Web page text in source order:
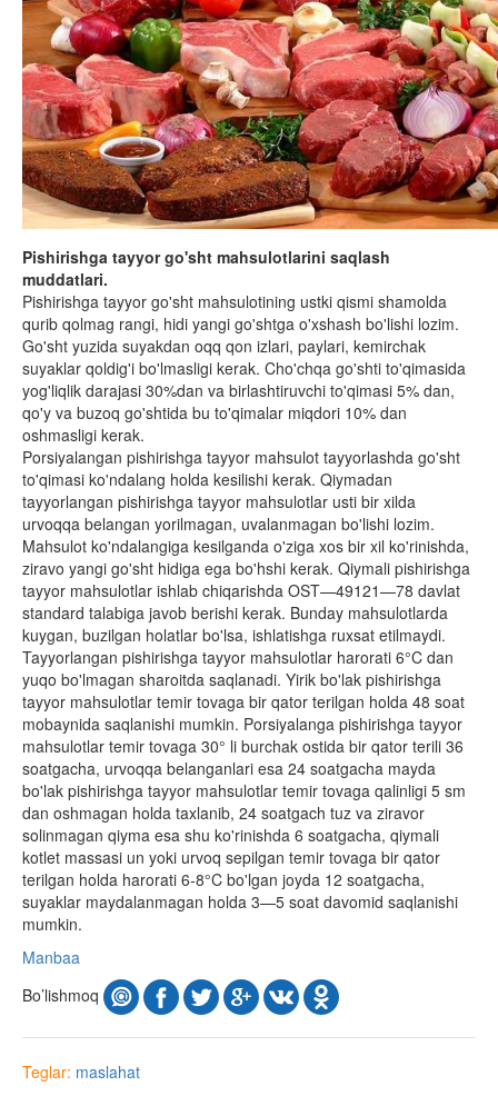
Pishirishga tayyor go'sht mahsulotlarini saqlash
muddatlari.
Pishirishga tayyor go'sht mahsulotining ustki qismi shamolda
qurib qolmag rangi, hidi yangi go'shtga o'xshash bo'lishi lozim.
Go'sht yuzida suyakdan oqq qon izlari, paylari, kemirchak
suyaklar qoldig'i bo'lmasligi kerak. Cho'chqa go'shti to'qimasida
yog'liqlik darajasi 30%dan va birlashtiruvchi to'qimasi 5% dan,
qo'y va buzoq go'shtida bu to'qimalar miqdori 10% dan
oshmasligi kerak.
Porsiyalangan pishirishga tayyor mahsulot tayyorlashda go'sht
to'qimasi ko'ndalang holda kesilishi kerak. Qiymadan
tayyorlangan pishirishga tayyor mahsulotlar usti bir xilda
urvoqqa belangan yorilmagan, uvalanmagan bo'lishi lozim.
Mahsulot ko'ndalangiga kesilganda o'ziga xos bir xil ko'rinishda,
ziravo yangi go'sht hidiga ega bo'hshi kerak. Qiymali pishirishga
tayyor mahsulotlar ishlab chiqarishda OST—49121—78 davlat
standard talabiga javob berishi kerak. Bunday mahsulotlarda
kuygan, buzilgan holatlar bo'lsa, ishlatishga ruxsat etilmaydi.
Tayyorlangan pishirishga tayyor mahsulotlar harorati 6°C dan
yuqo bo'lmagan sharoitda saqlanadi. Yirik bo'lak pishirishga
tayyor mahsulotlar temir tovaga bir qator terilgan holda 48 soat
mobaynida saqlanishi mumkin. Porsiyalanga pishirishga tayyor
mahsulotlar temir tovaga 30° li burchak ostida bir qator terili 36
soatgacha, urvoqqa belanganlari esa 24 soatgacha mayda
bo'lak pishirishga tayyor mahsulotlar temir tovaga qalinligi 5 sm
dan oshmagan holda taxlanib, 24 soatgach tuz va ziravor
solinmagan qiyma esa shu ko'rinishda 6 soatgacha, qiymali
kotlet massasi un yoki urvoq sepilgan temir tovaga bir qator
terilgan holda harorati 6-8°C bo'lgan joyda 12 soatgacha,
suyaklar maydalanmagan holda 3—5 soat davomid saqlanishi
mumkin.
Manbaa
Bo’lishmoq
Teglar: maslahat